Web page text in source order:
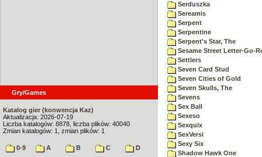
Gry/Games
Katalog gier (konwencja Kaz)
Aktualizacja: 2026-07-19
Liczba katalogów: 8878, liczba plików: 40040
Zmian katalogów: 1, zmian plików: 1
0-9 A B C
D
Serduszka
Sereamis
Serpent
Serpentine
Serpent's Star, The
Sesame Street Letter-Go-
Settlers
Seven Card Stud
Seven Cities of Gold
Seven Skulls, The
Sevens
Sex Ball
Sexeso
Sexquix
SexVersi
Sexy Six
Shadow Hawk One